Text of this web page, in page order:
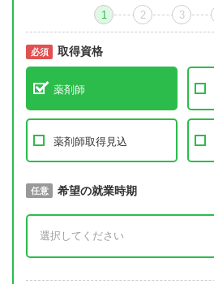
1 2 3
必須 取得資格
薬剤師
薬剤師取得見込
必須 取得予定年
任意 希望の就業時期